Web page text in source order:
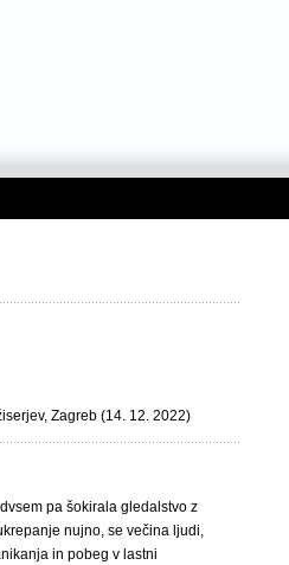
Zagreb (14. 12. 2022)
pa šokirala gledalstvo z
nujno, se večina ljudi,
in pobeg v lastni